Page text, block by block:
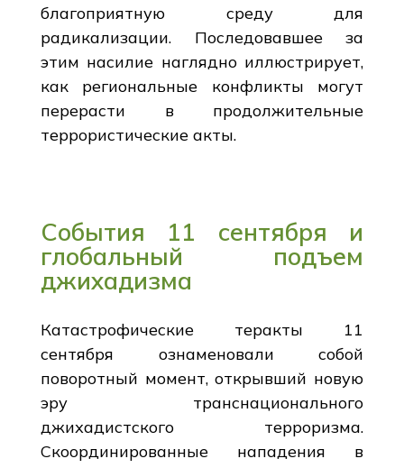
благоприятную среду для
радикализации. Последовавшее за
этим насилие наглядно иллюстрирует,
как региональные конфликты могут
перерасти в продолжительные
террористические акты.
События 11 сентября и
глобальный подъем
джихадизма
Катастрофические теракты 11
сентября ознаменовали собой
поворотный момент, открывший новую
эру транснационального
джихадистского терроризма.
Скоординированные нападения в